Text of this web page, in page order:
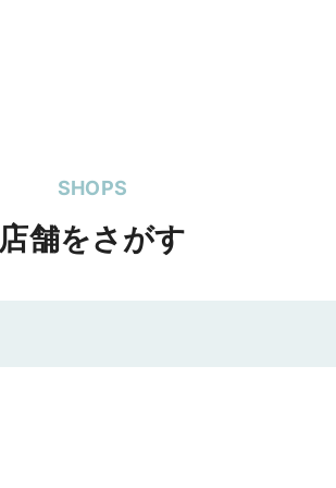
SHOPS
店舗をさがす